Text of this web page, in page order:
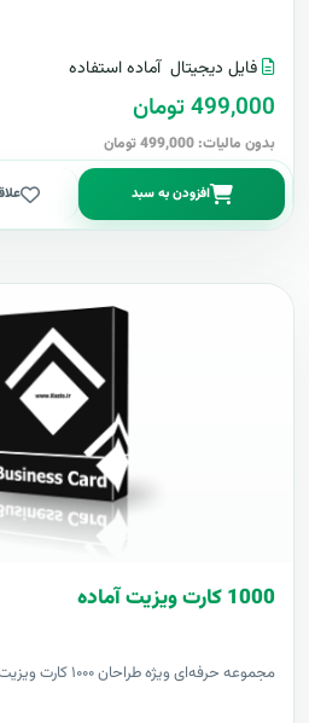
فایل دیجیتال آماده استفاده
499,000 تومان
بدون مالیات: 499,000 تومان
افزودن به سبد
1000 کارت ويزيت آماده
مجموعه حرفه‌ای ویژه طراحان ۱۰۰۰ کارت ویزیت تجاری و حرفه‌ای لایه‌باز ..